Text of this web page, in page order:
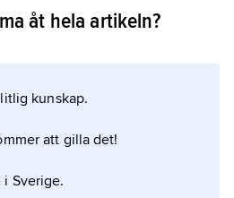
General Sikorsky
artikeln
åt hela artikeln?
kunskap.
att gilla det!
i Sverige.